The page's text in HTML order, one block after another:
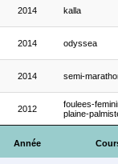
Année
2014 kalla
2014 odyssea
2014 semi-
2012
foulees-
plaine-